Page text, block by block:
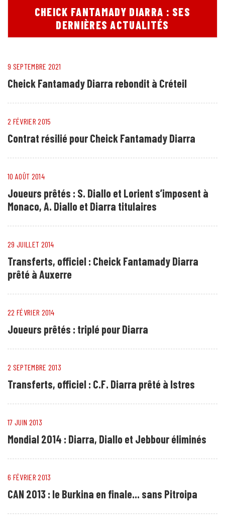
CHEICK FANTAMADY DIARRA : SES
DERNIÈRES ACTUALITÉS
9 SEPTEMBRE 2021
Cheick Fantamady Diarra rebondit à Créteil
2 FÉVRIER 2015
Contrat résilié pour Cheick Fantamady Diarra
10 AOÛT 2014
Joueurs prêtés : S. Diallo et Lorient s’imposent à
Monaco, A. Diallo et Diarra titulaires
29 JUILLET 2014
Transferts, officiel : Cheick Fantamady Diarra
prêté à Auxerre
22 FÉVRIER 2014
Joueurs prêtés : triplé pour Diarra
2 SEPTEMBRE 2013
Transferts, officiel : C.F. Diarra prêté à Istres
17 JUIN 2013
Mondial 2014 : Diarra, Diallo et Jebbour éliminés
6 FÉVRIER 2013
CAN 2013 : le Burkina en finale... sans Pitroipa